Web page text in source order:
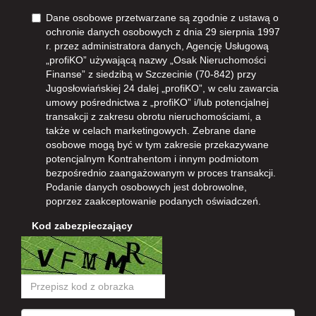
Dane osobowe przetwarzane są zgodnie z ustawą o
ochronie danych osobowych z dnia 29 sierpnia 1997
r. przez administratora danych, Agencję Usługową
„profiKO” używającą nazwy „Osak Nieruchomości
Finanse” z siedzibą w Szczecinie (70-842) przy
Jugosłowiańskiej 24 dalej „profiKO”, w celu zawarcia
umowy pośrednictwa z „profiKO” i/lub potencjalnej
transakcji z zakresu obrotu nieruchomościami, a
także w celach marketingowych. Zebrane dane
osobowe mogą być w tym zakresie przekazywane
potencjalnym Kontrahentom i innym podmiotom
bezpośrednio zaangażowanym w proces transakcji.
Podanie danych osobowych jest dobrowolne,
poprzez zaakceptowanie podanych oświadczeń.
Kod zabezpieczający